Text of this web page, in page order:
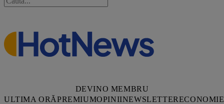
DEVINO MEMBRU
ULTIMA ORĂPREMIUMOPINIINEWSLETTERECONOMIE